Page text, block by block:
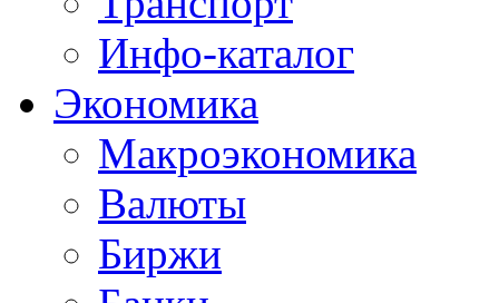
Инфо-каталог
Экономика
Макроэкономика
Валюты
Биржи